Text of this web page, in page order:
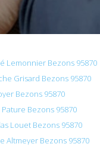
Lemonnier Bezons 95870
Grisard Bezons 95870
Bezons 95870
Bezons 95870
Louet Bezons 95870
Altmeyer Bezons 95870